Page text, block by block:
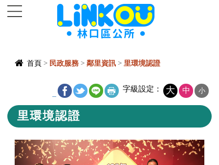
進入內容區塊
首頁 > 民政服務 > 鄰里資訊 > 里環境認證
字級設定： 大 中 小
里環境認證